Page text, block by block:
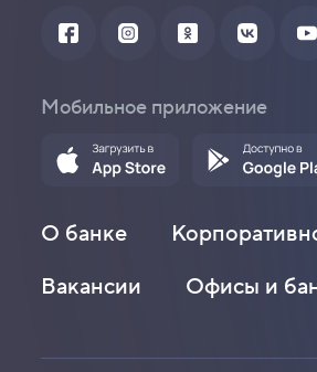
Мобильное приложение
О банке
Вакансии
Офисы и